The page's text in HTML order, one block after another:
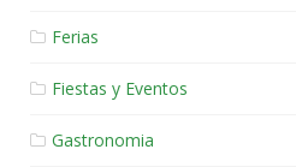
Ferias
Fiestas y Eventos
Gastronomia